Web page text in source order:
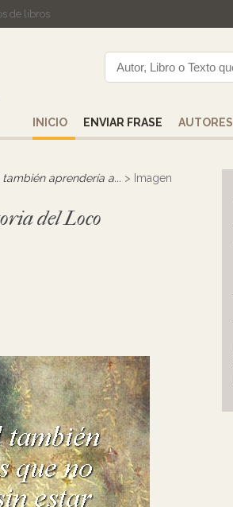
de libros
INICIO ENVIAR FRASE AUTORES
aprendería a... > Imagen
del Loco